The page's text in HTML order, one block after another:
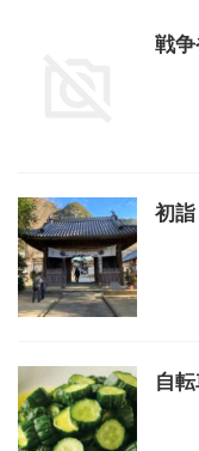
戦争
初詣
自